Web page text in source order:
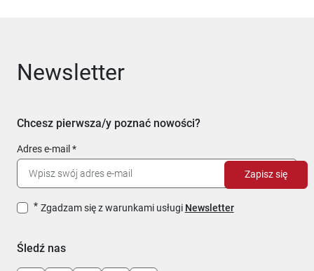
Newsletter
Chcesz pierwsza/y poznać nowości?
Adres e-mail
Zgadzam się z warunkami usługi Newsletter
Zapisz się
Śledź nas